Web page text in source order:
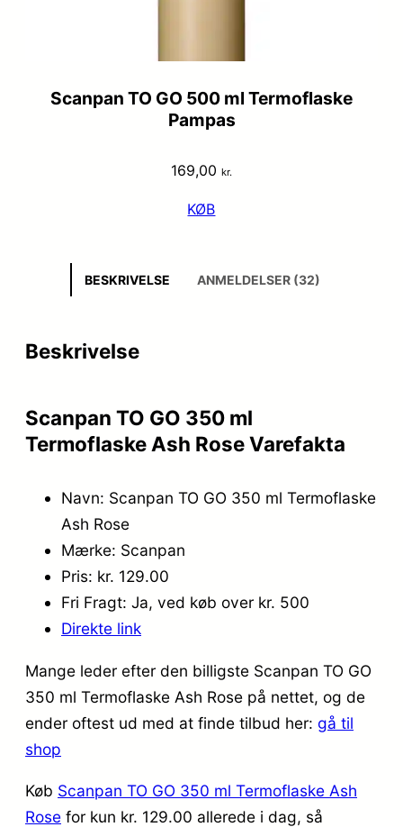
Scanpan TO GO 500 ml Termoflaske
Pampas
169,00 kr.
KØB
BESKRIVELSE ANMELDELSER (32)
Beskrivelse
Scanpan TO GO 350 ml
Termoflaske Ash Rose Varefakta
Navn: Scanpan TO GO 350 ml Termoflaske
Ash Rose
Mærke: Scanpan
Pris: kr. 129.00
Fri Fragt: Ja, ved køb over kr. 500
Direkte link
Mange leder efter den billigste Scanpan TO GO
350 ml Termoflaske Ash Rose på nettet, og de
ender oftest ud med at finde tilbud her: gå til
shop
Køb Scanpan TO GO 350 ml Termoflaske Ash
Rose for kun kr. 129.00 allerede i dag, så